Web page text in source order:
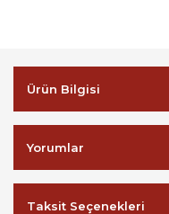
Ürün Bilgisi
Yorumlar
Taksit Seçenekleri